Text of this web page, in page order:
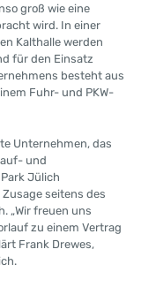
groß wie eine
wird. In einer
Kalthalle werden
für den Einsatz
besteht aus
Fuhr- und PKW-
Unternehmen, das
und
Jülich
seitens des
„Wir freuen uns
zu einem Vertrag
Frank Drewes,